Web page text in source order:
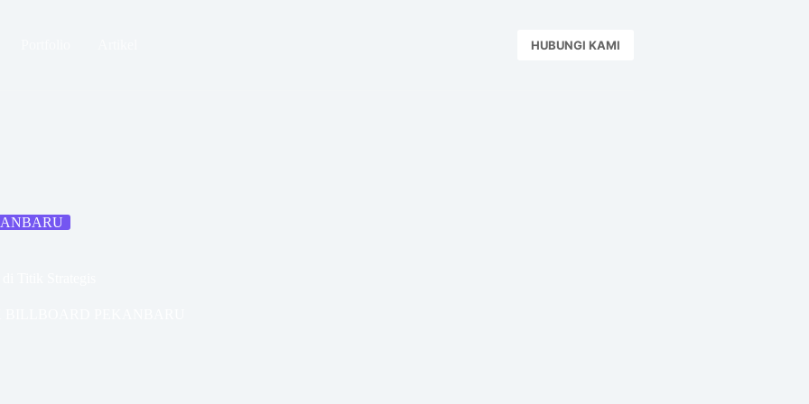
HUBUNGI KAMI